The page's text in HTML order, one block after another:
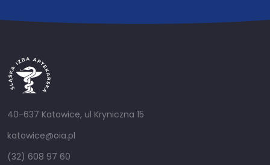
40-637 Katowice, ul Kryniczna 15
katowice@oia.pl
(32) 608 97 60